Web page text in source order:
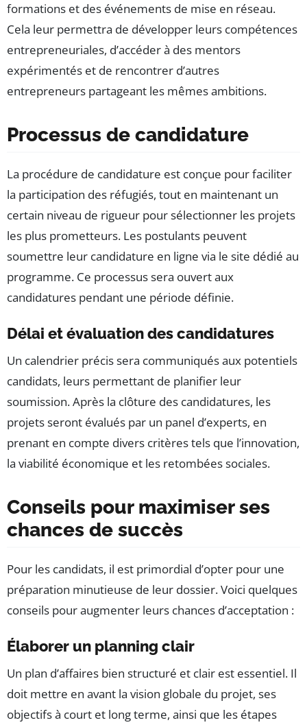
formations et des événements de mise en réseau.
Cela leur permettra de développer leurs compétences
entrepreneuriales, d’accéder à des mentors
expérimentés et de rencontrer d’autres
entrepreneurs partageant les mêmes ambitions.
Processus de candidature
La procédure de candidature est conçue pour faciliter
la participation des réfugiés, tout en maintenant un
certain niveau de rigueur pour sélectionner les projets
les plus prometteurs. Les postulants peuvent
soumettre leur candidature en ligne via le site dédié au
programme. Ce processus sera ouvert aux
candidatures pendant une période définie.
Délai et évaluation des candidatures
Un calendrier précis sera communiqués aux potentiels
candidats, leurs permettant de planifier leur
soumission. Après la clôture des candidatures, les
projets seront évalués par un panel d’experts, en
prenant en compte divers critères tels que l’innovation,
la viabilité économique et les retombées sociales.
Conseils pour maximiser ses
chances de succès
Pour les candidats, il est primordial d’opter pour une
préparation minutieuse de leur dossier. Voici quelques
conseils pour augmenter leurs chances d’acceptation :
Élaborer un planning clair
Un plan d’affaires bien structuré et clair est essentiel. Il
doit mettre en avant la vision globale du projet, ses
objectifs à court et long terme, ainsi que les étapes